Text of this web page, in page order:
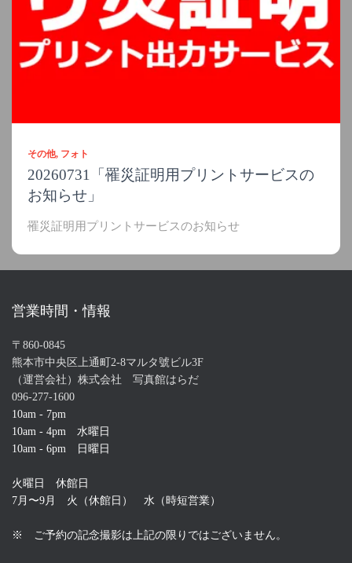
その他 フォト
20260731「罹災証明用プリントサービスの
お知らせ」
罹災証明用プリントサービスのお知らせ
営業時間・情報
〒860-0845
熊本市中央区上通町2-8マルタ號ビル3F
（運営会社）株式会社 写真館はらだ
096-277-1600
10am - 7pm
10am - 4pm 水曜日
10am - 6pm 日曜日
火曜日 休館日
7月〜9月 火（休館日） 水（時短営業）
※ ご予約の記念撮影は上記の限りではございません。